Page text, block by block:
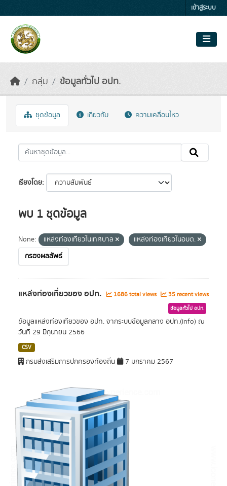
เข้าสู่ระบบ
กลุ่ม ข้อมูลทั่วไป อปท.
ชุดข้อมูล เกี่ยวกับ ความเคลื่อนไหว
เรียงโดย
พบ 1 ชุดข้อมูล
None: แหล่งท่องเที่ยวในเทศบาล
แหล่งท่องเที่ยวในอบต.
กรองผลลัพธ์
แหล่งท่องเที่ยวของ อปท. 1686 total views 35 recent views
ข้อมูลทั่วไป อปท.
ข้อมูลแหล่งท่องเทียวของ อปท. จากระบบข้อมูลกลาง อปท.(info) ณ
วันที่ 29 มิถุนายน 2566
CSV
กรมส่งเสริมการปกครองท้องถิ่น 7 มกราคม 2567